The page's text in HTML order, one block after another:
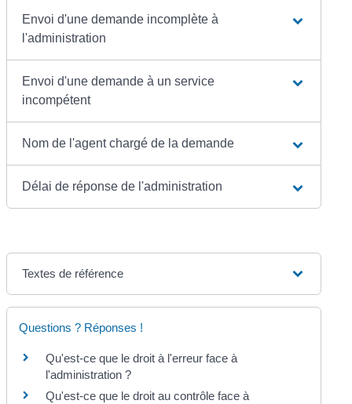
Envoi d'une demande incomplète à
l'administration
Envoi d'une demande à un service
incompétent
Nom de l'agent chargé de la demande
Délai de réponse de l'administration
Textes de référence
Questions ? Réponses !
Qu'est-ce que le droit à l'erreur face à
l'administration ?
Qu'est-ce que le droit au contrôle face à